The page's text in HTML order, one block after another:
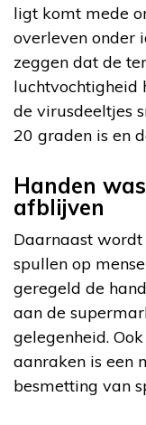
ligt komt mede
overleven onder
zeggen dat de
luchtvochtigheid
de virusdeeltjes
20 graden is en
Handen
afblijven
Daarnaast
spullen op
geregeld de
aan de
gelegenheid.
aanraken is een
besmetting van